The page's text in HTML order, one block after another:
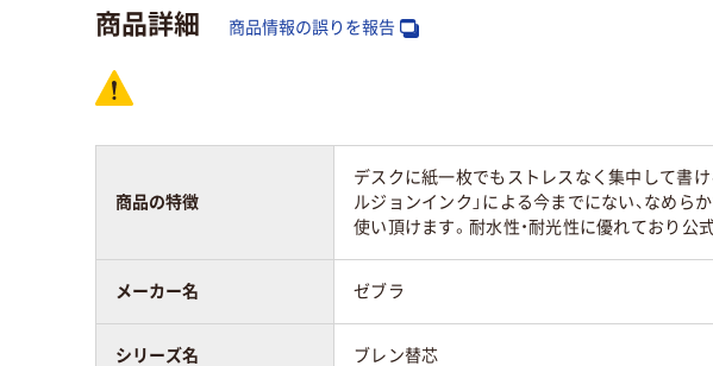
スコア
商品詳細 商品情報の誤りを報告
商品の特徴
デスクに紙一枚でもストレスなく集中して書け
ルジョンインク」による今までにない、なめ
使い頂けます。耐水性・耐光性に優れており公
メーカー名 ゼブラ
シリーズ名 ブレン替芯